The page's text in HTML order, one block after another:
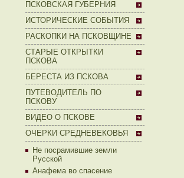
ПСКОВСКАЯ ГУБЕРНИЯ
ИСТОРИЧЕСКИЕ СОБЫТИЯ
РАСКОПКИ НА ПСКОВЩИНЕ
СТАРЫЕ ОТКРЫТКИ
ПСКОВА
БЕРЕСТА ИЗ ПСКОВА
ПУТЕВОДИТЕЛЬ ПО
ПСКОВУ
ВИДЕО О ПСКОВЕ
ОЧЕРКИ СРЕДНЕВЕКОВЬЯ
Не посрамившие земли
Русской
Анафема во спасение